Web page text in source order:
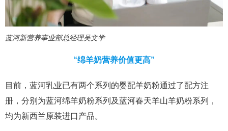
蓝河新营养事业部总经理吴文学
“绵羊奶营养价值更高”
目前，蓝河乳业已有两个系列的婴配羊奶粉通过了配方注
册，分别为蓝河绵羊奶粉系列及蓝河春天羊山羊奶粉系列，
均为新西兰原装进口产品。